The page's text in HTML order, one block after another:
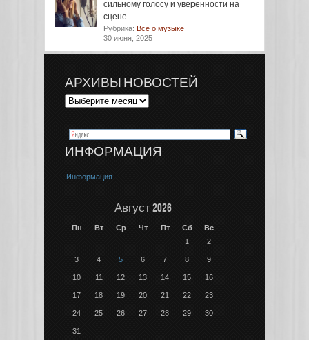
сильному голосу и уверенности на
сцене
Рубрика: Все о музыке
30 июня, 2025
АРХИВЫ НОВОСТЕЙ
ИНФОРМАЦИЯ
Информация
Август 2026
Пн Вт Ср Чт Пт Сб
Вс
1
2
3 4 5 6 7 8 9
10 11 12 13 14 15 16
17 18 19 20 21 22 23
24 25 26 27 28 29 30
31